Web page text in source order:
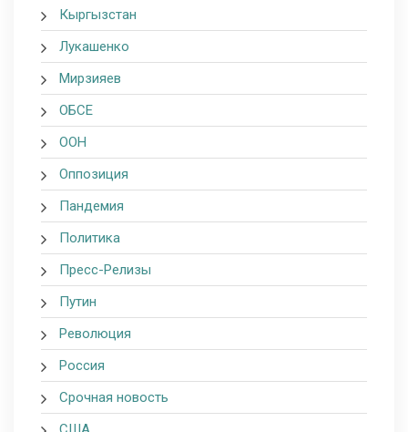
Кыргызстан
Лукашенко
Мирзияев
ОБСЕ
ООН
Оппозиция
Пандемия
Политика
Пресс-Релизы
Путин
Революция
Россия
Срочная новость